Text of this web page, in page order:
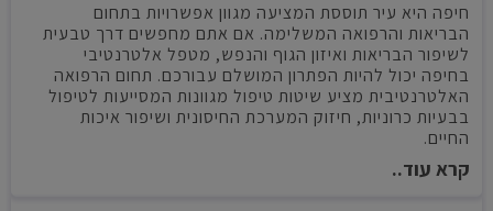
חיפה היא עיר תוססת המציעה מגוון אפשרויות בתחום
הבריאות והרפואה המשלימה. אם אתם מחפשים דרך טבעית
לשיפור הבריאות ואיזון הגוף והנפש, מטפל אלטרנטיבי
בחיפה יכול להיות הפתרון המושלם עבורכם. תחום הרפואה
האלטרנטיבית מציע שיטות טיפול מגוונות המסייעות לטיפול
בבעיות כרוניות, חיזוק המערכת החיסונית ושיפור איכות
החיים.
קרא עוד..